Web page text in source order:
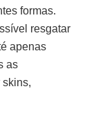
formas.
resgatar
apenas
as
skins,